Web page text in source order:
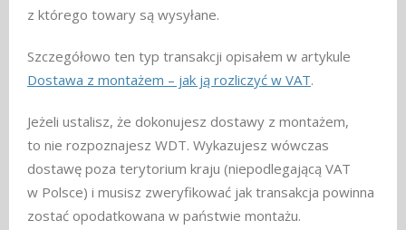
z którego towary są wysyłane.
Szczegółowo ten typ transakcji opisałem w artykule
Dostawa z montażem – jak ją rozliczyć w VAT.
Jeżeli ustalisz, że dokonujesz dostawy z montażem,
to nie rozpoznajesz WDT. Wykazujesz wówczas
dostawę poza terytorium kraju (niepodlegającą VAT
w Polsce) i musisz zweryfikować jak transakcja powinna
zostać opodatkowana w państwie montażu.